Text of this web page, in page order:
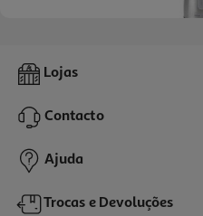
Jarro Elétrico Qilive Q.5201 Inox 1lt
21,99 €
Lojas
Contacto
Ajuda
Trocas e Devoluções